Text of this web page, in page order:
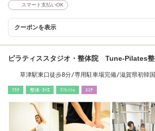
スマート支払いOK
クーポンを表示
ピラティススタジオ・整体院 Tune-Pilates
草津駅東口徒歩8分/専用駐車場完備/滋賀県初韓
ﾘﾗｸ 整体･ｶｲﾛ ﾘﾌﾚｯｼｭ ｴｽﾃ